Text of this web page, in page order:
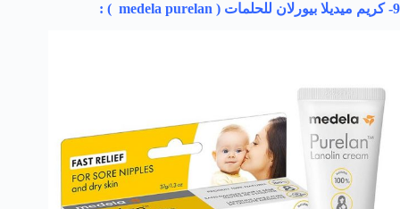
9- كريم ميديلا بيورلان للحلمات ( medela purelan
) :